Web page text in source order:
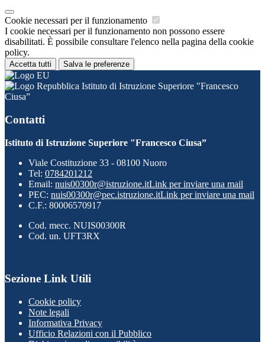
Cookie necessari per il funzionamento
I cookie necessari per il funzionamento non possono essere
disabilitati. È possibile consultare l'elenco nella pagina della cookie
policy.
Accetta tutti Salva le preferenze
Istituto di Istruzione Superiore "Francesco
Ciusa”
Contatti
Istituto di Istruzione Superiore "Francesco Ciusa”
Viale Costituzione 33 - 08100 Nuoro
Tel: 0784201212
Email: nuis00300r@istruzione.itLink per inviare una mail
PEC: nuis00300r@pec.istruzione.itLink per inviare una mail
C.F.: 80006570917
Cod. mecc. NUIS00300R
Cod. un. UFT3RX
Sezione Link Utili
Cookie policy
Note legali
Informativa Privacy
Ufficio Relazioni con il Pubblico